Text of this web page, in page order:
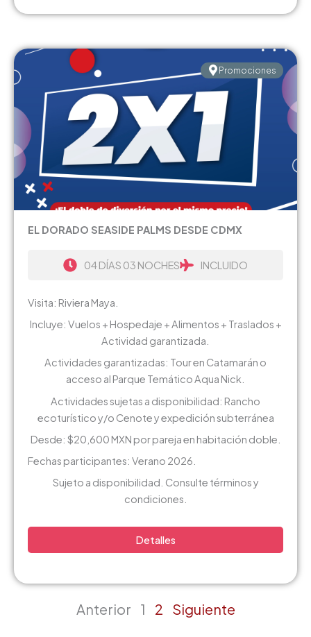
Promociones
EL DORADO SEASIDE PALMS DESDE CDMX
04 DÍAS 03 NOCHES INCLUIDO
Visita: Riviera Maya.
Incluye: Vuelos + Hospedaje + Alimentos + Traslados +
Actividad garantizada.
Actividades garantizadas: Tour en Catamarán o
acceso al Parque Temático Aqua Nick.
Actividades sujetas a disponibilidad: Rancho
ecoturístico y/o Cenote y expedición subterránea
Desde: $20,600 MXN por pareja en habitación doble.
Fechas participantes: Verano 2026.
Sujeto a disponibilidad. Consulte términos y
condiciones.
Detalles
Anterior 1 2 Siguiente